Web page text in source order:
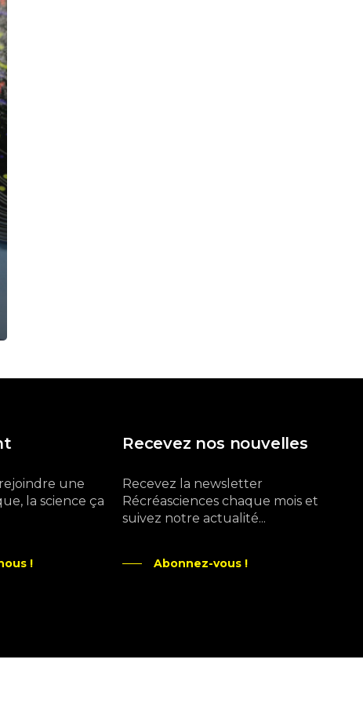
une
la science ça
!
Recevez nos nouvelles
Recevez la newsletter
Récréasciences chaque mois et
suivez notre actualité...
Abonnez-vous !